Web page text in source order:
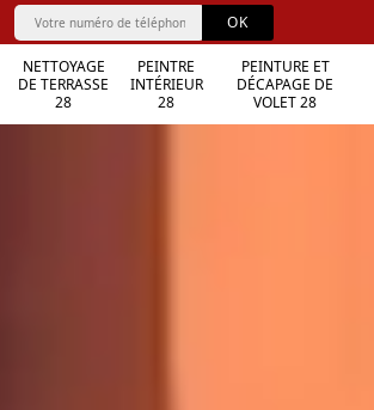
NETTOYAGE
DE TERRASSE
28
PEINTRE
INTÉRIEUR
28
PEINTURE ET
DÉCAPAGE DE
VOLET 28